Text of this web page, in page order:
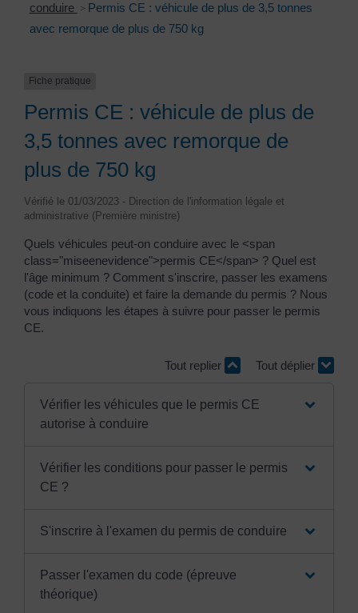
conduire > Permis CE : véhicule de plus de 3,5 tonnes
avec remorque de plus de 750 kg
Fiche pratique
Permis CE : véhicule de plus de
3,5 tonnes avec remorque de
plus de 750 kg
Vérifié le 01/03/2023 - Direction de l'information légale et
administrative (Première ministre)
Quels véhicules peut-on conduire avec le <span
class="miseenevidence">permis CE</span> ? Quel est
l'âge minimum ? Comment s'inscrire, passer les examens
(code et la conduite) et faire la demande du permis ? Nous
vous indiquons les étapes à suivre pour passer le permis
CE.
Tout replier Tout déplier
Vérifier les véhicules que le permis CE
autorise à conduire
Vérifier les conditions pour passer le permis
CE ?
S'inscrire à l'examen du permis de conduire
Passer l'examen du code (épreuve
théorique)